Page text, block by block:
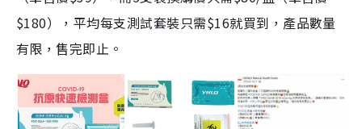
$180），平均每支測試套裝只需$16就買到，產品數量
有限，售完即止。